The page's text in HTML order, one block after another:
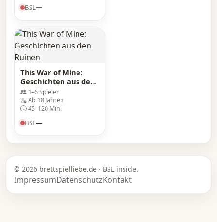
BSL—
This War of Mine:
Geschichten aus den
Ruinen
1–6 Spieler
Ab 18 Jahren
45–120 Min.
BSL—
© 2026 brettspielliebe.de · BSL inside.
ImpressumDatenschutzKontakt